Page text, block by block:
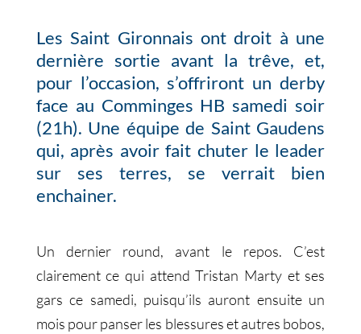
Les Saint Gironnais ont droit à une
dernière sortie avant la trêve, et,
pour l’occasion, s’offriront un derby
face au Comminges HB samedi soir
(21h). Une équipe de Saint Gaudens
qui, après avoir fait chuter le leader
sur ses terres, se verrait bien
enchainer.
Un dernier round, avant le repos. C’est
clairement ce qui attend Tristan Marty et ses
gars ce samedi, puisqu’ils auront ensuite un
mois pour panser les blessures et autres bobos,